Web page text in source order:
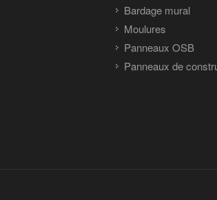
Bardage mural
Moulures
Panneaux OSB
Panneaux de